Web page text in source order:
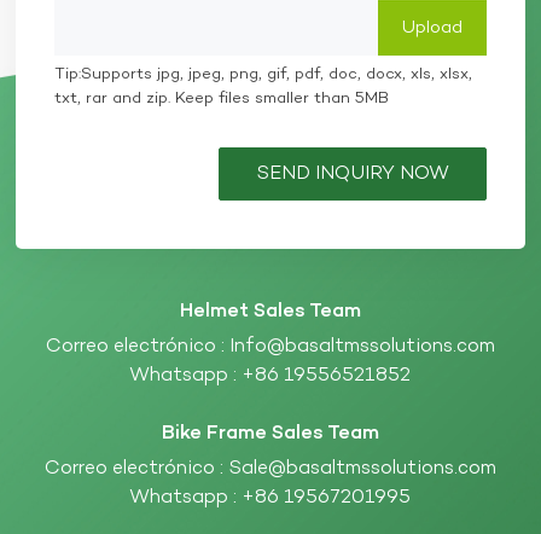
Tip:Supports jpg, jpeg, png, gif, pdf, doc, docx, xls, xlsx,
txt, rar and zip. Keep files smaller than 5MB
SEND INQUIRY NOW
Helmet Sales Team
Correo electrónico : Info@basaltmssolutions.com
Whatsapp : +86 19556521852
Bike Frame Sales Team
Correo electrónico : Sale@basaltmssolutions.com
Whatsapp : +86 19567201995